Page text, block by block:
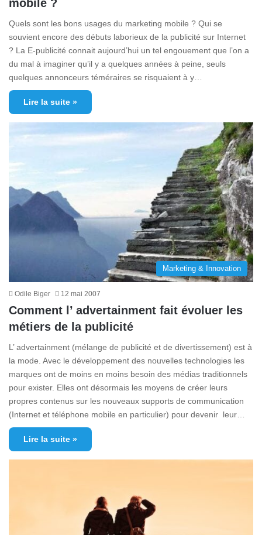
mobile ?
Quels sont les bons usages du marketing mobile ? Qui se
souvient encore des débuts laborieux de la publicité sur Internet
? La E-publicité connait aujourd’hui un tel engouement que l’on a
du mal à imaginer qu’il y a quelques années à peine, seuls
quelques annonceurs téméraires se risquaient à y…
Lire la suite »
Marketing & Innovation
Odile Biger 12 mai 2007
Comment l’ advertainment fait évoluer les
métiers de la publicité
L’ advertainment (mélange de publicité et de divertissement) est à
la mode. Avec le développement des nouvelles technologies les
marques ont de moins en moins besoin des médias traditionnels
pour exister. Elles ont désormais les moyens de créer leurs
propres contenus sur les nouveaux supports de communication
(Internet et téléphone mobile en particulier) pour devenir leur…
Lire la suite »